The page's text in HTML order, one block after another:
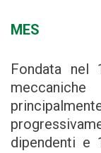
MES
Fondata nel
dipendenti e